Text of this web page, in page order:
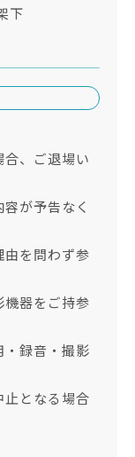
下
、ご退場い
が予告なく
を問わず参
器をご持参
録音・撮影
となる場合